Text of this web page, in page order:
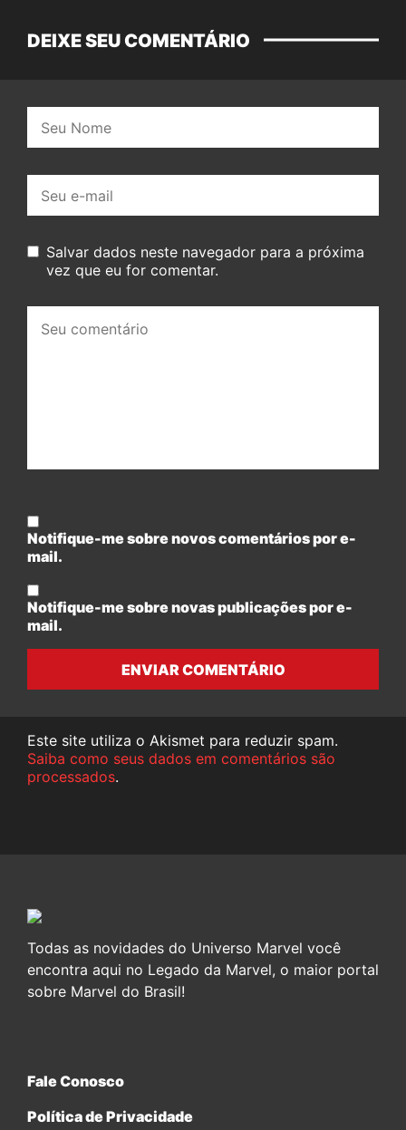
DEIXE SEU COMENTÁRIO
mail:
Salvar dados neste navegador para a próxima
vez que eu for comentar.
comentário:
Notifique-me sobre novos comentários por e-
mail.
Notifique-me sobre novas publicações por e-
mail.
ENVIAR COMENTÁRIO
Este site utiliza o Akismet para reduzir spam.
Saiba como seus dados em comentários são
processados.
Todas as novidades do Universo Marvel você
encontra aqui no Legado da Marvel, o maior portal
sobre Marvel do Brasil!
Fale Conosco
Política de Privacidade